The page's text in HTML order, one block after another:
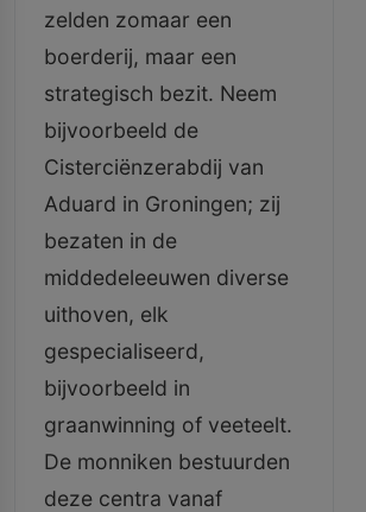
zelden zomaar een
boerderij, maar een
strategisch bezit. Neem
bijvoorbeeld de
Cisterciënzerabdij van
Aduard in Groningen; zij
bezaten in de
middedeleeuwen diverse
uithoven, elk
gespecialiseerd,
bijvoorbeeld in
graanwinning of veeteelt.
De monniken bestuurden
deze centra vanaf